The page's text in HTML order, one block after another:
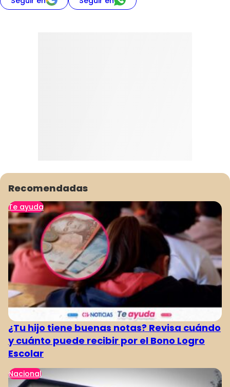
Recomendadas
Te ayuda
¿Tu hijo tiene buenas notas? Revisa cuándo
y cuánto puede recibir por el Bono Logro
Escolar
Nacional